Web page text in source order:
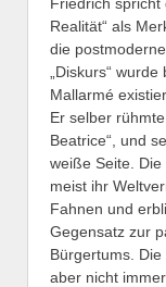
Realität“ als
die
„Diskurs“
Mallarmé
Er selber
Beatrice“, und
weiße Seite.
meist ihr
Fahnen und
Gegensatz zur
Bürgertums. Die
aber nicht